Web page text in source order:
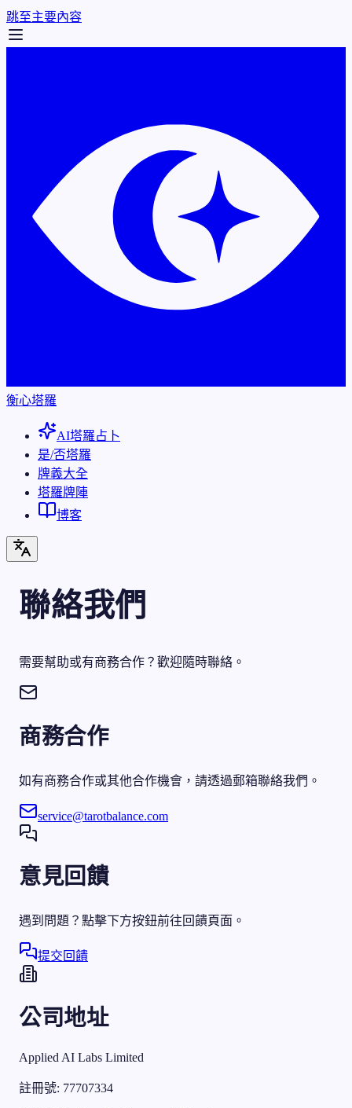
跳至主要內容
衡心塔羅
AI塔羅占卜
是/否塔羅
牌義大全
塔羅牌陣
博客
聯絡我們
需要幫助或有商務合作？歡迎隨時聯絡。
商務合作
如有商務合作或其他合作機會，請透過郵箱聯絡我們。
service@tarotbalance.com
意見回饋
遇到問題？點擊下方按鈕前往回饋頁面。
提交回饋
公司地址
Applied AI Labs Limited
註冊號: 77707334